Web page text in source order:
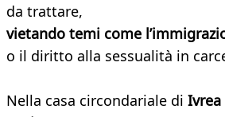
da trattare,
vietando temi come
o il diritto alla sessualità in
Nella casa circondariale di Ivrea